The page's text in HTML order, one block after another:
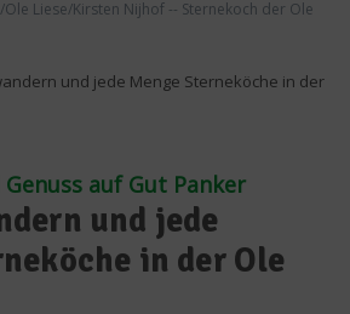
Liese/Kirsten Nijhof -- Sternekoch der Ole
und jede Menge Sterneköche in der
auf Gut Panker
und jede
in der Ole